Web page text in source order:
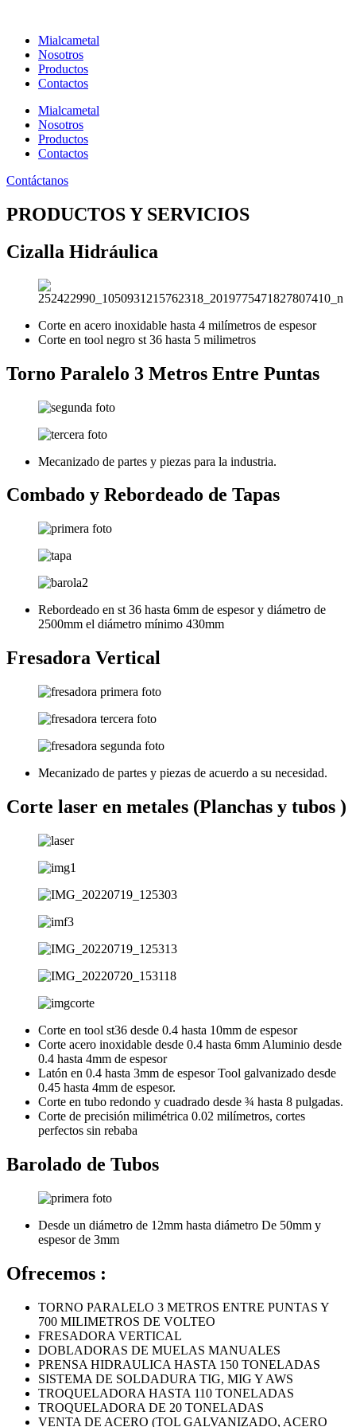
contenidoMialcametal
Nosotros
Productos
Contactos
Mialcametal
Nosotros
Productos
Contactos
Contáctanos
PRODUCTOS Y SERVICIOS
Cizalla Hidráulica
Corte en acero inoxidable hasta 4 milímetros de espesor
Corte en tool negro st 36 hasta 5 milimetros
Torno Paralelo 3 Metros Entre Puntas
Mecanizado de partes y piezas para la industria.
Combado y Rebordeado de Tapas
Rebordeado en st 36 hasta 6mm de espesor y diámetro de
2500mm el diámetro mínimo 430mm
Fresadora Vertical
Mecanizado de partes y piezas de acuerdo a su necesidad.
Corte laser en metales (Planchas y tubos )
Corte en tool st36 desde 0.4 hasta 10mm de espesor
Corte acero inoxidable desde 0.4 hasta 6mm Aluminio desde
0.4 hasta 4mm de espesor
Latón en 0.4 hasta 3mm de espesor Tool galvanizado desde
0.45 hasta 4mm de espesor.
Corte en tubo redondo y cuadrado desde ¾ hasta 8 pulgadas.
Corte de precisión milimétrica 0.02 milímetros, cortes
perfectos sin rebaba
Barolado de Tubos
Desde un diámetro de 12mm hasta diámetro De 50mm y
espesor de 3mm
Ofrecemos :
TORNO PARALELO 3 METROS ENTRE PUNTAS Y
700 MILIMETROS DE VOLTEO
FRESADORA VERTICAL
DOBLADORAS DE MUELAS MANUALES
PRENSA HIDRAULICA HASTA 150 TONELADAS
SISTEMA DE SOLDADURA TIG, MIG Y AWS
TROQUELADORA HASTA 110 TONELADAS
TROQUELADORA DE 20 TONELADAS
VENTA DE ACERO (TOL GALVANIZADO, ACERO